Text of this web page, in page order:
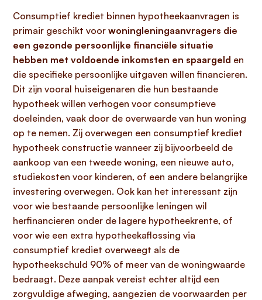
Consumptief krediet binnen hypotheekaanvragen is
primair geschikt voor woningleningaanvragers die
een gezonde persoonlijke financiële situatie
hebben met voldoende inkomsten en spaargeld en
die specifieke persoonlijke uitgaven willen financieren.
Dit zijn vooral huiseigenaren die hun bestaande
hypotheek willen verhogen voor consumptieve
doeleinden, vaak door de overwaarde van hun woning
op te nemen. Zij overwegen een consumptief krediet
hypotheek constructie wanneer zij bijvoorbeeld de
aankoop van een tweede woning, een nieuwe auto,
studiekosten voor kinderen, of een andere belangrijke
investering overwegen. Ook kan het interessant zijn
voor wie bestaande persoonlijke leningen wil
herfinancieren onder de lagere hypotheekrente, of
voor wie een extra hypotheekaflossing via
consumptief krediet overweegt als de
hypotheekschuld 90% of meer van de woningwaarde
bedraagt. Deze aanpak vereist echter altijd een
zorgvuldige afweging, aangezien de voorwaarden per